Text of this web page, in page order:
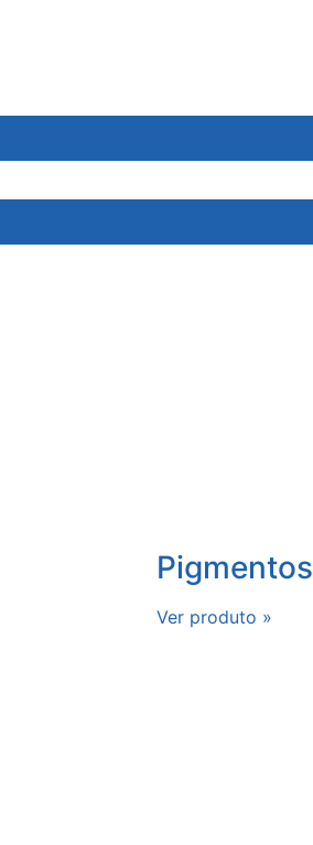
Pigmentos
Ver produto »